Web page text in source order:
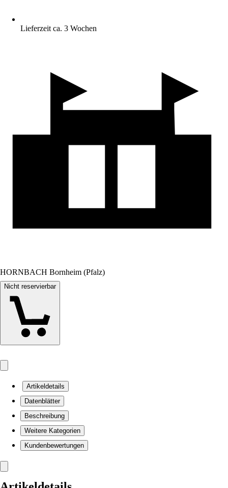
Lieferzeit ca. 3 Wochen
HORNBACH Bornheim (Pfalz)
Nicht reservierbar
Artikeldetails
Datenblätter
Beschreibung
Weitere Kategorien
Kundenbewertungen